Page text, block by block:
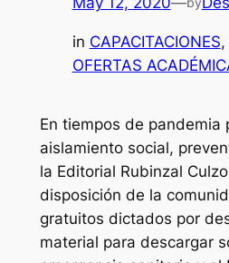
in CAPACITACIONES,
OFERTAS
En tiempos de pandemia
aislamiento social,
la Editorial Rubinzal
disposición de la
gratuitos dictados por
material para descargar